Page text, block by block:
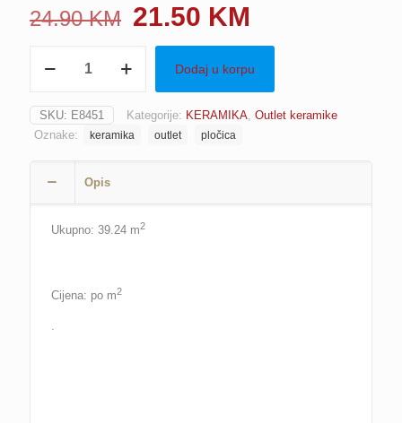
24.90KM Original
price
was:
24.90 KM.
21.50 KM
price
is:
21.50 KM.
(EX-
TAMNO
SIVA,
30x60
Dodaj u korpu
SKU: E8451 Kategorije: KERAMIKA, Outlet keramike
Oznake:
keramika outlet pločica
Opis
Ukupno: 39.24 m2
Cijena: po m2